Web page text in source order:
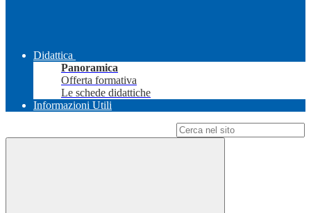
Didattica
Panoramica
Offerta formativa
Le schede didattiche
Informazioni Utili